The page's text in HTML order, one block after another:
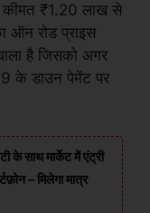
कीमत ₹1.20 लाख से
ऑन रोड प्राइस
है जिसको अगर
के डाउन पेमेंट पर
के साथ मार्केट में एंट्री
– मिलेगा मात्र